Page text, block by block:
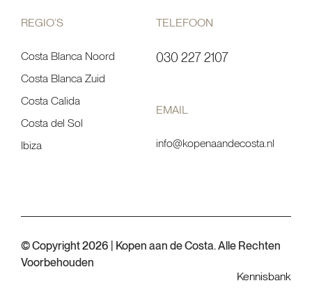
REGIO’S
Costa Blanca Noord
Costa Blanca Zuid
Costa Calida
Costa del Sol
Ibiza
TELEFOON
030 227 2107
EMAIL
info@kopenaandecosta.nl
© Copyright 2026 | Kopen aan de Costa. Alle Rechten
Voorbehouden
Kennisbank